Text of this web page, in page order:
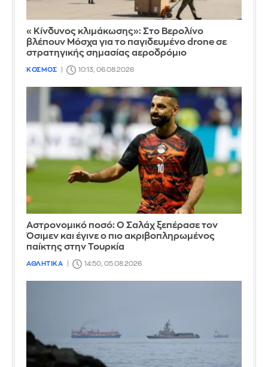
«Κίνδυνος κλιμάκωσης»: Στο Βερολίνο
βλέπουν Μόσχα για το παγιδευμένο drone σε
στρατηγικής σημασίας αεροδρόμιο
ΚΟΣΜΟΣ 10:13, 06.08.2026
Αστρονομικό ποσό: Ο Σαλάχ ξεπέρασε τον
Όσιμεν και έγινε ο πιο ακριβοπληρωμένος
παίκτης στην Τουρκία
ΑΘΛΗΤΙΚΑ 14:50, 05.08.2026